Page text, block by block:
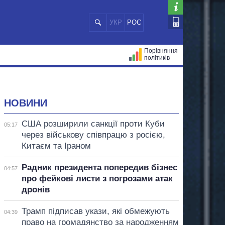
УКР РОС
Порівняння
політиків
НОВИНИ
05:17
США розширили санкції проти Куби
через військову співпрацю з росією,
Китаєм та Іраном
04:57
Радник президента попередив бізнес
про фейкові листи з погрозами атак
дронів
04:39
Трамп підписав укази, які обмежують
право на громадянство за народженням